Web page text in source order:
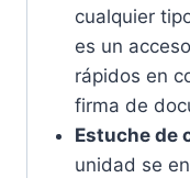
cualquier
es un
rápidos en
firma de
Estuche de
unidad se